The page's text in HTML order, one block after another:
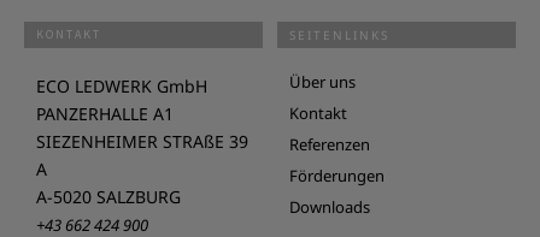
KONTAKT
ECO LEDWERK GmbH
PANZERHALLE A1
SIEZENHEIMER STRAßE 39
A
A-5020 SALZBURG
+43 662 424 900
SEITENLINKS
Über uns
Kontakt
Referenzen
Förderungen
Downloads